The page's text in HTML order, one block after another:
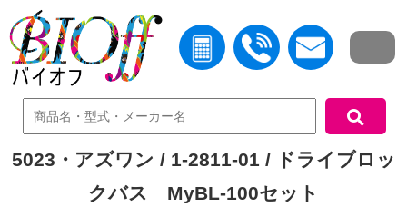
中古機器検索
5023・アズワン / 1-2811-01 / ドライブロッ
クバス MyBL-100セット